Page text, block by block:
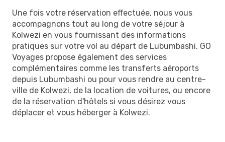
Une fois votre réservation effectuée, nous vous
accompagnons tout au long de votre séjour à
Kolwezi en vous fournissant des informations
pratiques sur votre vol au départ de Lubumbashi. GO
Voyages propose également des services
complémentaires comme les transferts aéroports
depuis Lubumbashi ou pour vous rendre au centre-
ville de Kolwezi, de la location de voitures, ou encore
de la réservation d'hôtels si vous désirez vous
déplacer et vous héberger à Kolwezi.